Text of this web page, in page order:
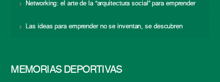
Networking: el arte de la “arquitectura social” para emprender
Las ideas para emprender no se inventan, se descubren
MEMORIAS DEPORTIVAS